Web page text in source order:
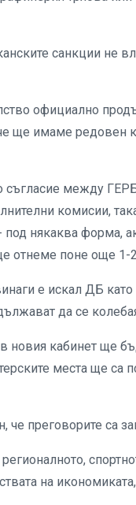
санкции не
официално
ще имаме редовен
съгласие между
комисии,
някаква форма,
отнеме поне още 1-
е искал ДБ като
да се
в новия кабинет ще
места ще
че преговорите са
на